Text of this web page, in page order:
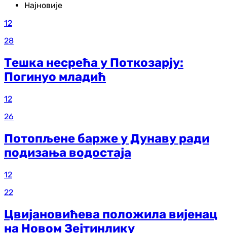
Најновије
12
28
Тешка несрећа у Поткозарју:
Погинуо младић
12
26
Потопљене барже у Дунаву ради
подизања водостаја
12
22
Цвијановићева положила вијенац
на Новом Зејтинлику